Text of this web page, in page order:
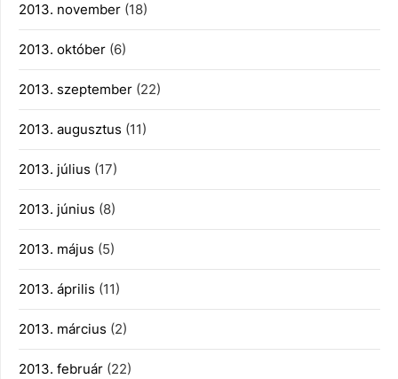
2013. november (18)
2013. október (6)
2013. szeptember (22)
2013. augusztus (11)
2013. július (17)
2013. június (8)
2013. május (5)
2013. április (11)
2013. március (2)
2013. február (22)